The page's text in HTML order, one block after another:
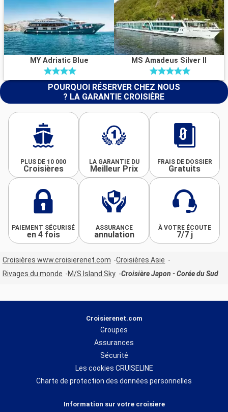
MY Adriatic Blue MS Amadeus Silver II
POURQUOI RÉSERVER CHEZ NOUS
? LA GARANTIE CROISIÈRE
PLUS DE 10 000
Croisières
LA GARANTIE DU
Meilleur Prix
FRAIS DE DOSSIER
Gratuits
PAIEMENT SÉCURISÉ
en 4 fois
ASSURANCE
annulation
À VOTRE ÉCOUTE
7/7 j
Croisières www.croisierenet.com
Croisières Asie
Rivages du monde
M/S Island Sky Croisière Japon - Corée du Sud
Croisierenet.com
Groupes
Assurances
Sécurité
Les cookies CRUISELINE
Charte de protection des données personnelles
Information sur votre croisiere